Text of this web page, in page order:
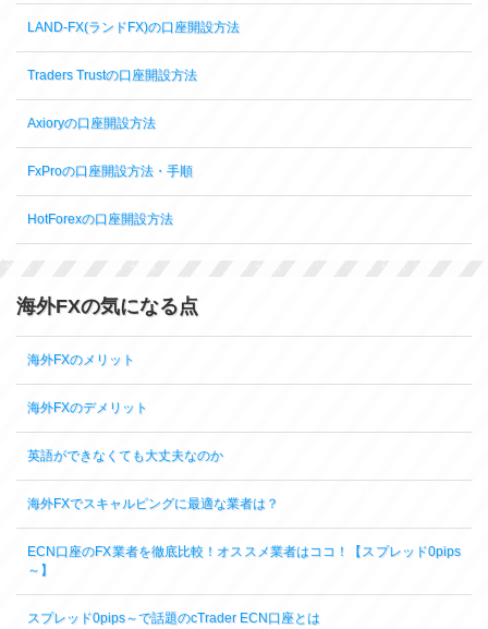
LAND-FX(ランドFX)の口座開設方法
Traders Trustの口座開設方法
Axioryの口座開設方法
FxProの口座開設方法・手順
HotForexの口座開設方法
海外FXの気になる点
海外FXのメリット
海外FXのデメリット
英語ができなくても大丈夫なのか
海外FXでスキャルピングに最適な業者は？
ECN口座のFX業者を徹底比較！オススメ業者はココ！【スプレッド0pips
～】
スプレッド0pips～で話題のcTrader ECN口座とは